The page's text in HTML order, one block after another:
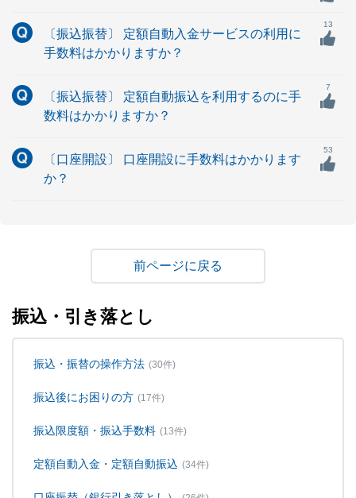
〔振込振替〕 定額自動入金サービスの利用に
手数料はかかりますか？
13
〔振込振替〕 定額自動振込を利用するのに手
数料はかかりますか？
7
〔口座開設〕 口座開設に手数料はかかります
か？
53
戻る
振込・引き落とし
振込・振替の操作方法 (30件)
振込後にお困りの方 (17件)
振込限度額・振込手数料 (13件)
定額自動入金・定額自動振込 (34件)